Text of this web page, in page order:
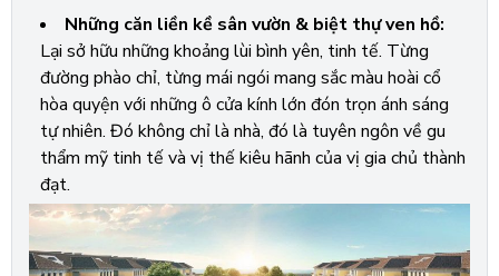
Những căn liền kề sân vườn & biệt thự ven hồ:
Lại sở hữu những khoảng lùi bình yên, tinh tế. Từng
đường phào chỉ, từng mái ngói mang sắc màu hoài cổ
hòa quyện với những ô cửa kính lớn đón trọn ánh sáng
tự nhiên. Đó không chỉ là nhà, đó là tuyên ngôn về gu
thẩm mỹ tinh tế và vị thế kiêu hãnh của vị gia chủ thành
đạt.